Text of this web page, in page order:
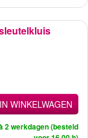
IN WINKELWAGEN
2 werkdagen (besteld